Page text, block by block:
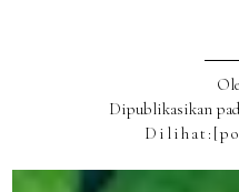
Dipublikasikan
Dilihat: